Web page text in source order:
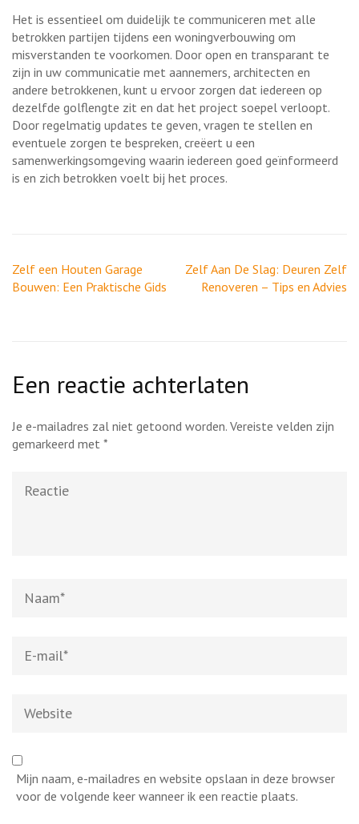
Het is essentieel om duidelijk te communiceren met alle
betrokken partijen tijdens een woningverbouwing om
misverstanden te voorkomen. Door open en transparant te
zijn in uw communicatie met aannemers, architecten en
andere betrokkenen, kunt u ervoor zorgen dat iedereen op
dezelfde golflengte zit en dat het project soepel verloopt.
Door regelmatig updates te geven, vragen te stellen en
eventuele zorgen te bespreken, creëert u een
samenwerkingsomgeving waarin iedereen goed geïnformeerd
is en zich betrokken voelt bij het proces.
Berichtnavigatie
Zelf een Houten Garage
Bouwen: Een Praktische Gids
Zelf Aan De Slag: Deuren Zelf
Renoveren – Tips en Advies
Een reactie achterlaten
Je e-mailadres zal niet getoond worden. Vereiste velden zijn
gemarkeerd met *
mail*
Mijn naam, e-mailadres en website opslaan in deze browser
voor de volgende keer wanneer ik een reactie plaats.